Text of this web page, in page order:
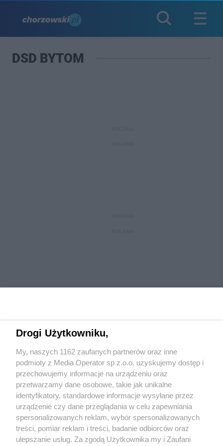
DSD BYTOM
Wydawca mediówlokalnych
Nie zapomnij
zapoznać się z:
polityką prywatności regulamin korzystania z portali
Twojemiasto Skontaktuj się z nami
Drogi Użytkowniku,
My, naszych 1162 zaufanych partnerów oraz inne
podmioty z Media Operator sp z.o.o. uzyskujemy dostęp i
przechowujemy informacje na urządzeniu oraz
przetwarzamy dane osobowe, takie jak unikalne
identyfikatory, standardowe informacje wysyłane przez
urządzenie czy dane przeglądania w celu zapewniania
spersonalizowanych reklam, wybór spersonalizowanych
treści, pomiar reklam i treści, badanie odbiorców oraz
ulepszanie usług. Za zgodą Użytkownika my i Zaufani